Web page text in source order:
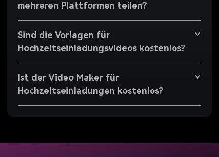
mehreren Plattformen teilen?
Sind die Vorlagen für
Hochzeitseinladungsvideos kostenlos?
Ist der Video Maker für
Hochzeitseinladungen kostenlos?